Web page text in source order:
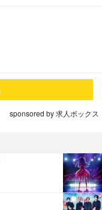
sponsored by 求人ボックス